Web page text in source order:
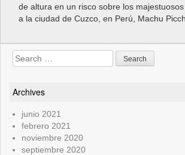
de altura en un risco sobre los
a la ciudad de Cuzco, en Perú, Machu
Search
for:
Archives
junio 2021
febrero 2021
noviembre 2020
septiembre 2020